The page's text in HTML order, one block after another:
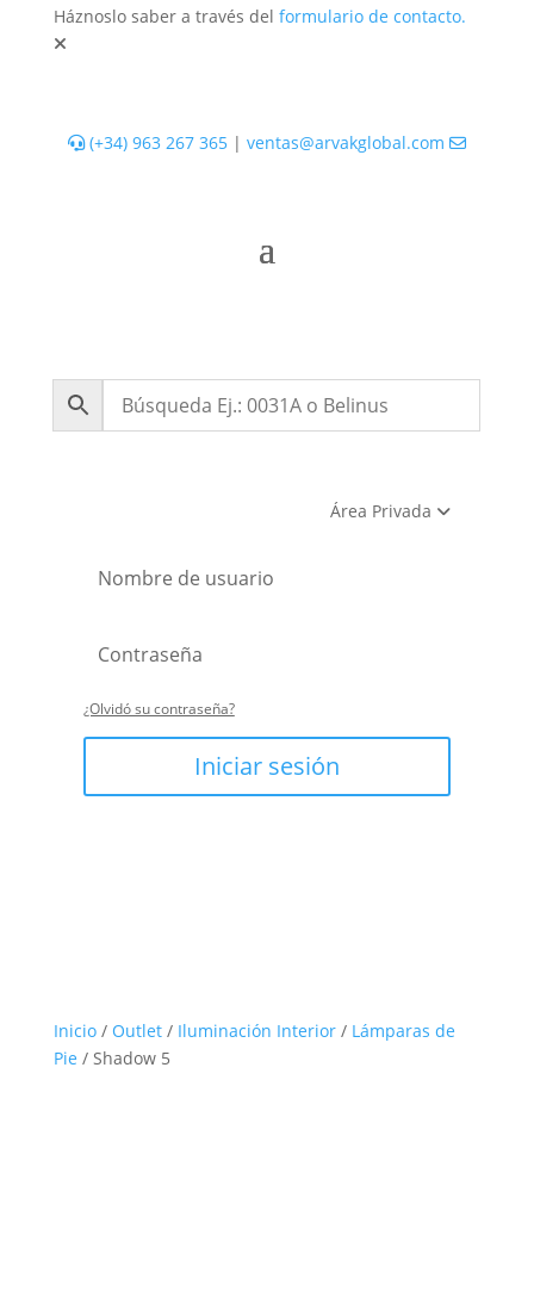
Háznoslo saber a través del formulario de contacto.
(+34) 963 267 365| ventas@arvakglobal.com
Área Privada
¿Olvidó su contraseña?
Iniciar sesión
Inicio/ Outlet/ Iluminación Interior/ Lámparas de
Pie / Shadow 5